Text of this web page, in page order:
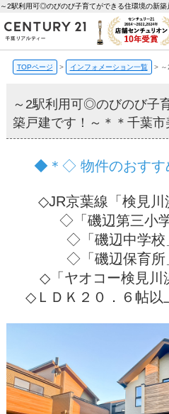
TOPページ > インフォメーション一覧 >
～2駅利用可◎のびのび子
築戸建です！～＊＊千葉市
◆＊◇ 物件のおす
◇JR京葉線「検見川
◇「磯辺第三小
◇「磯辺中学校
◇「磯辺保育所
◇「ヤオコー検見川
◇ＬＤＫ２０．６帖以